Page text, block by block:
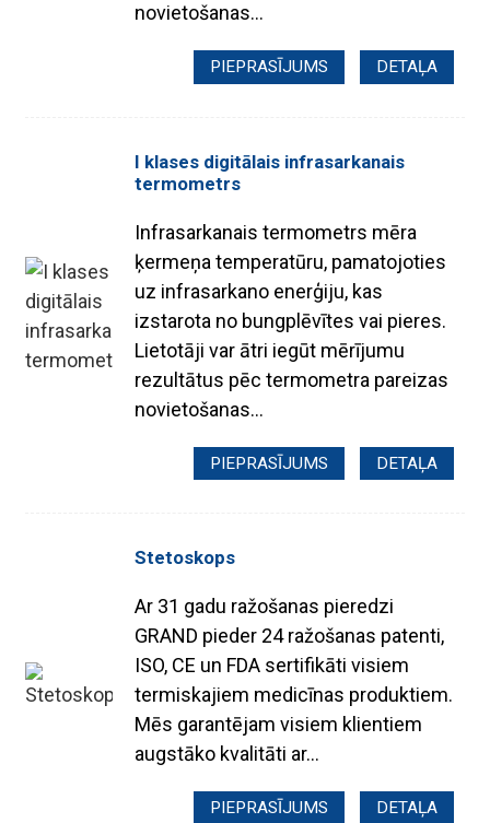
novietošanas...
PIEPRASĪJUMS DETAĻA
I klases digitālais infrasarkanais
termometrs
Infrasarkanais termometrs mēra
ķermeņa temperatūru, pamatojoties
uz infrasarkano enerģiju, kas
izstarota no bungplēvītes vai pieres.
Lietotāji var ātri iegūt mērījumu
rezultātus pēc termometra pareizas
novietošanas...
PIEPRASĪJUMS DETAĻA
Stetoskops
Ar 31 gadu ražošanas pieredzi
GRAND pieder 24 ražošanas patenti,
ISO, CE un FDA sertifikāti visiem
termiskajiem medicīnas produktiem.
Mēs garantējam visiem klientiem
augstāko kvalitāti ar...
PIEPRASĪJUMS DETAĻA